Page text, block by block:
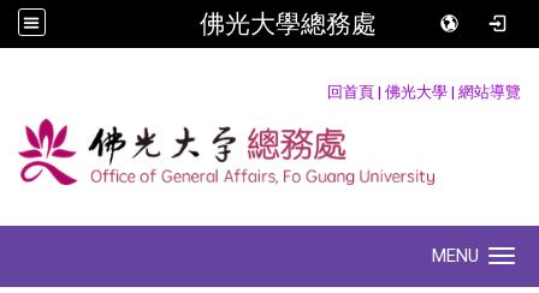
佛光大學總務處
回首頁 | 佛光大學 | 網站導覽
MENU